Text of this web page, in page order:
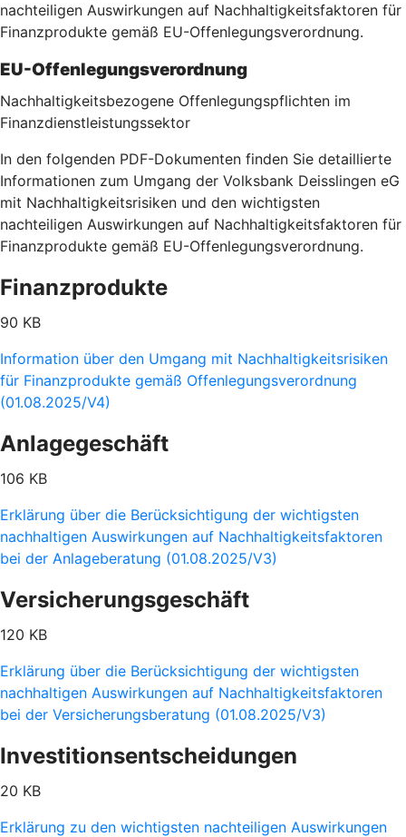
nachteiligen Auswirkungen auf Nachhaltigkeitsfaktoren für
Finanzprodukte gemäß EU-Offenlegungsverordnung.
EU-Offenlegungsverordnung
Nachhaltigkeitsbezogene Offenlegungspflichten im
Finanzdienstleistungssektor
In den folgenden PDF-Dokumenten finden Sie detaillierte
Informationen zum Umgang der Volksbank Deisslingen eG
mit Nachhaltigkeitsrisiken und den wichtigsten
nachteiligen Auswirkungen auf Nachhaltigkeitsfaktoren für
Finanzprodukte gemäß EU-Offenlegungsverordnung.
Finanzprodukte
90 KB
Information über den Umgang mit Nachhaltigkeitsrisiken
für Finanzprodukte gemäß Offenlegungsverordnung
(01.08.2025/V4)
Anlagegeschäft
106 KB
Erklärung über die Berücksichtigung der wichtigsten
nachhaltigen Auswirkungen auf Nachhaltigkeitsfaktoren
bei der Anlageberatung (01.08.2025/V3)
Versicherungsgeschäft
120 KB
Erklärung über die Berücksichtigung der wichtigsten
nachhaltigen Auswirkungen auf Nachhaltigkeitsfaktoren
bei der Versicherungsberatung (01.08.2025/V3)
Investitionsentscheidungen
20 KB
Erklärung zu den wichtigsten nachteiligen Auswirkungen